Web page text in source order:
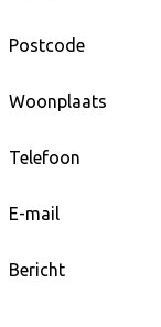
Postcode
Woonplaats
Telefoon
E-mail
Bericht